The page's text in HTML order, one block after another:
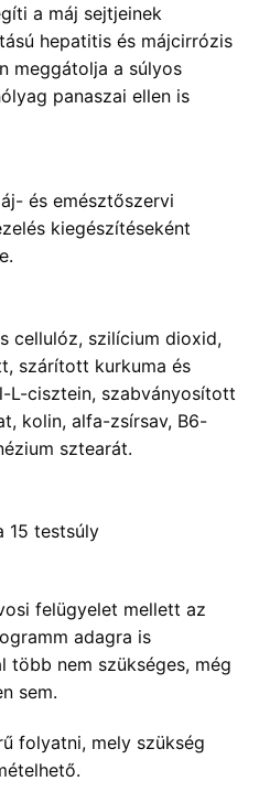
a máj sejtjeinek
hepatitis és májcirrózis
meggátolja a súlyos
panaszai ellen is
és emésztőszervi
kiegészítéseként
cellulóz, szilícium dioxid,
szárított kurkuma és
cisztein, szabványosított
kolin, alfa-zsírsav, B6-
sztearát.
15 testsúly
felügyelet mellett az
adagra is
több nem szükséges, még
sem.
folyatni, mely szükség